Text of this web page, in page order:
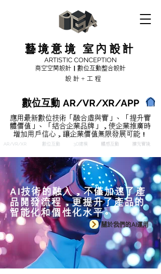
藝境意境 室內設計
ARTISTIC CONCEPTION
商空空間設計｜數位互動整合設計
設計+工程
​數位互動 AR/VR/XR/APP
應用最新數位技術「融合虛與實」、「提升實
體價值」、「結合企業品牌」，使企業推廣時
增加用戶信心，讓企業價值無限發展可能！
AR/VR/XR 數位互動 3D建模 體感互動 ​擴充實境
AI技術的融入，不僅加速了產
品開發流程，更提升了產品的
智能化和個性化水平。
關於我們的AI運用